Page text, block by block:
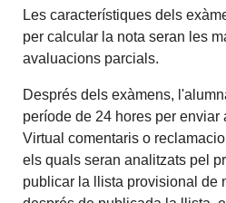
Les característiques dels
per calcular la nota seran les
avaluacions parcials.
Després dels exàmens,
període de 24 hores per enviar
Virtual comentaris o
els quals seran analitzats pel
publicar la llista provisional de